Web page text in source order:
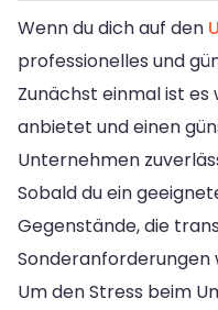
Wenn du dich auf den
professionelles und
Zunächst einmal ist
anbietet und einen
Unternehmen
Sobald du ein
Gegenstände, die
Sonderanforderungen
Um den Stress beim